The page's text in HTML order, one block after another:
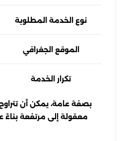
نوع الخدمة المطلوبة
الموقع الجغرافي
تكرار الخدمة
بصفة عامة، يمكن أن
معقولة إلى مرتفعة بناءً